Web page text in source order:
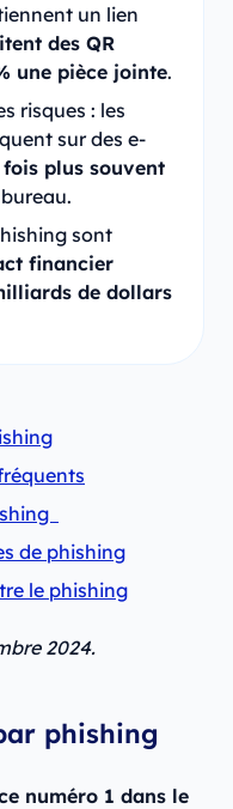
un lien
des QR
une pièce jointe.
risques : les
sur des e-
plus souvent
sont
financier
de dollars
de phishing
le phishing
2024.
phishing
numéro 1 dans le